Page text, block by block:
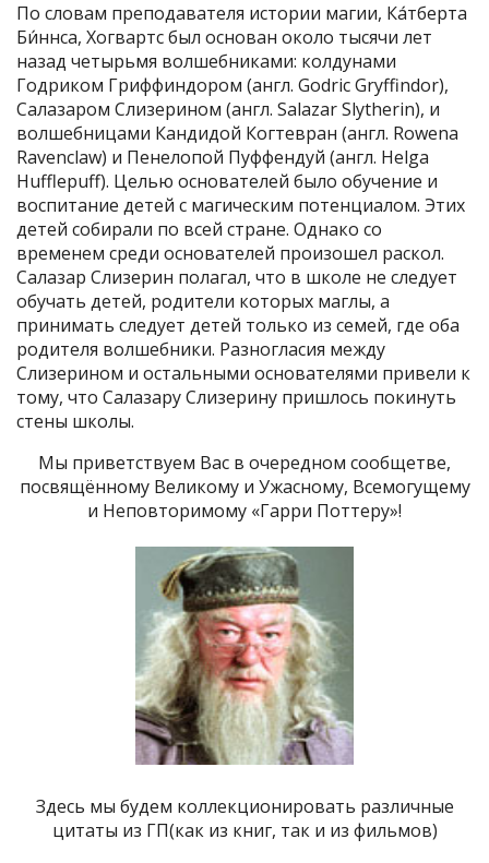
По словам преподавателя истории магии, Ка́тберта
Би́ннса, Хогвартс был основан около тысячи лет
назад четырьмя волшебниками: колдунами
Годриком Гриффиндором (англ. Godric Gryffindor),
Салазаром Слизерином (англ. Salazar Slytherin), и
волшебницами Кандидой Когтевран (англ. Rowena
Ravenclaw) и Пенелопой Пуффендуй (англ. Helga
Hufflepuff). Целью основателей было обучение и
воспитание детей с магическим потенциалом. Этих
детей собирали по всей стране. Однако со
временем среди основателей произошел раскол.
Салазар Слизерин полагал, что в школе не следует
обучать детей, родители которых маглы, а
принимать следует детей только из семей, где оба
родителя волшебники. Разногласия между
Слизерином и остальными основателями привели к
тому, что Салазару Слизерину пришлось покинуть
стены школы.
Мы приветствуем Вас в очередном сообщетве,
посвящённому Великому и Ужасному, Всемогущему
и Неповторимому «Гарри Поттеру»!
Здесь мы будем коллекционировать различные
цитаты из ГП(как из книг, так и из фильмов)